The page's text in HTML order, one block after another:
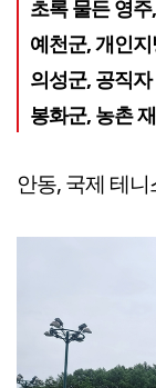
초록 물든 영
예천군, 개인
의성군, 공직
봉화군, 농촌
안동, 국제 테